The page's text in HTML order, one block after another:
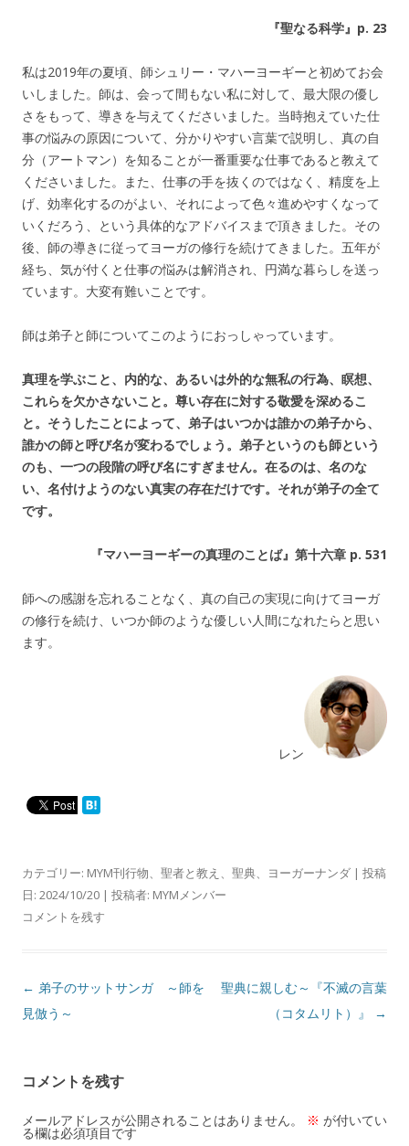
『聖なる科学』p. 23
私は2019年の夏頃、師シュリー・マハーヨーギーと初めてお会
いしました。師は、会って間もない私に対して、最大限の優し
さをもって、導きを与えてくださいました。当時抱えていた仕
事の悩みの原因について、分かりやすい言葉で説明し、真の自
分（アートマン）を知ることが一番重要な仕事であると教えて
くださいました。また、仕事の手を抜くのではなく、精度を上
げ、効率化するのがよい、それによって色々進めやすくなって
いくだろう、という具体的なアドバイスまで頂きました。その
後、師の導きに従ってヨーガの修行を続けてきました。五年が
経ち、気が付くと仕事の悩みは解消され、円満な暮らしを送っ
ています。大変有難いことです。
師は弟子と師についてこのようにおっしゃっています。
真理を学ぶこと、内的な、あるいは外的な無私の行為、瞑想、
これらを欠かさないこと。尊い存在に対する敬愛を深めるこ
と。そうしたことによって、弟子はいつかは誰かの弟子から、
誰かの師と呼び名が変わるでしょう。弟子というのも師という
のも、一つの段階の呼び名にすぎません。在るのは、名のな
い、名付けようのない真実の存在だけです。それが弟子の全て
です。
『マハーヨーギーの真理のことば』第十六章 p. 531
師への感謝を忘れることなく、真の自己の実現に向けてヨーガ
の修行を続け、いつか師のような優しい人間になれたらと思い
ます。
レン
カテゴリー: MYM刊行物 聖者と教え 聖典 ヨーガーナンダ | 投稿
日: 2024/10/20 | 投稿者: MYMメンバー
コメントを残す
投
稿
ゲ
ー
シ
← 弟子のサットサンガ ～師を
見倣う～
聖典に親しむ～『不滅の言葉
（コタムリト）』
→
コメントを残す
メールアドレスが公開されることはありません。 ※ が付いてい
る欄は必須項目です